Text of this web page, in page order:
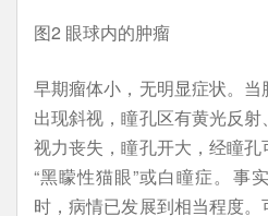
图2 眼球内的肿瘤
早期瘤体小，无明显症状。
出现斜视，瞳孔区有黄光反
视力丧失，瞳孔开大，经瞳
“黑矇性猫眼”或白瞳症。事
时，病情已发展到相当程度